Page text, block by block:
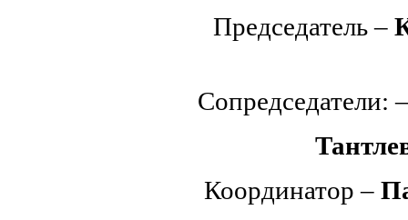
Председатель –
Сопредседатели:
Координатор –